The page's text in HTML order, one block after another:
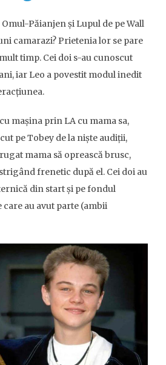
Păianjen și Lupul de pe Wall
camarazi? Prietenia lor se pare
timp. Cei doi s-au cunoscut
iar Leo a povestit modul inedit
mașina prin LA cu mama sa,
pe Tobey de la niște audiții,
mama să oprească brusc,
frenetic după el. Cei doi au
din start și pe fondul
au avut parte (ambii